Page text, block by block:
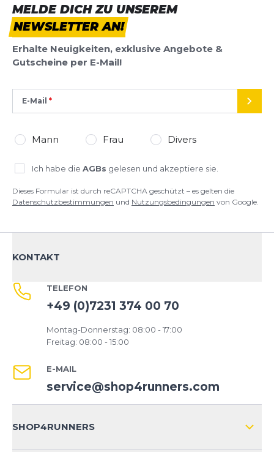
MELDE DICH ZU UNSEREM
NEWSLETTER AN!
Erhalte Neuigkeiten, exklusive Angebote &
Gutscheine per E-Mail!
E-Mail
Mann Frau Divers
Ich habe die AGBs gelesen und akzeptiere sie.
Dieses Formular ist durch reCAPTCHA geschützt – es gelten die
Datenschutzbestimmungen und Nutzungsbedingungen von Google.
KONTAKT
TELEFON
+49 (0)7231 374 00 70
Montag-Donnerstag: 08:00 - 17:00
Freitag: 08:00 - 15:00
E-MAIL
service@shop4runners.com
SHOP4RUNNERS